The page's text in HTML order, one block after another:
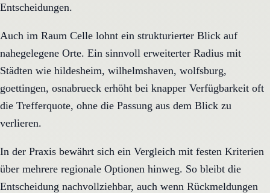
Entscheidungen.
Auch im Raum Celle lohnt ein strukturierter Blick auf
nahegelegene Orte. Ein sinnvoll erweiterter Radius mit
Städten wie hildesheim, wilhelmshaven, wolfsburg,
goettingen, osnabrueck erhöht bei knapper Verfügbarkeit oft
die Trefferquote, ohne die Passung aus dem Blick zu
verlieren.
In der Praxis bewährt sich ein Vergleich mit festen Kriterien
über mehrere regionale Optionen hinweg. So bleibt die
Entscheidung nachvollziehbar, auch wenn Rückmeldungen